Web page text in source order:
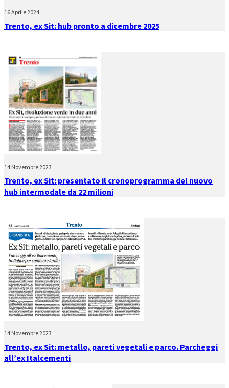
16 Aprile 2024
Trento, ex Sit: hub pronto a dicembre 2025
14 Novembre 2023
Trento, ex Sit: presentato il cronoprogramma del nuovo
hub intermodale da 22 milioni
14 Novembre 2023
Trento, ex Sit: metallo, pareti vegetali e parco. Parcheggi
all’ex Italcementi